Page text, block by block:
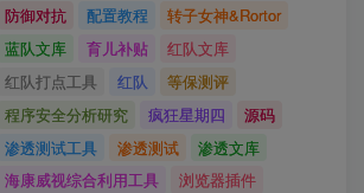
防御对抗 配置教程
转子女神&Rortor
蓝队文库
育儿补贴
红队文库
红队打点工具
红队
等保测评
程序安全分析研究
疯狂星期四
源码
渗透测试工具
渗透测试
渗透文库
海康威视综合利用工具
浏览器插件